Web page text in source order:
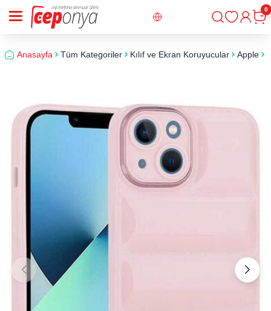
Giriş
0
Anasayfa Tüm Kategoriler Kılıf ve Ekran Koruyucular Apple